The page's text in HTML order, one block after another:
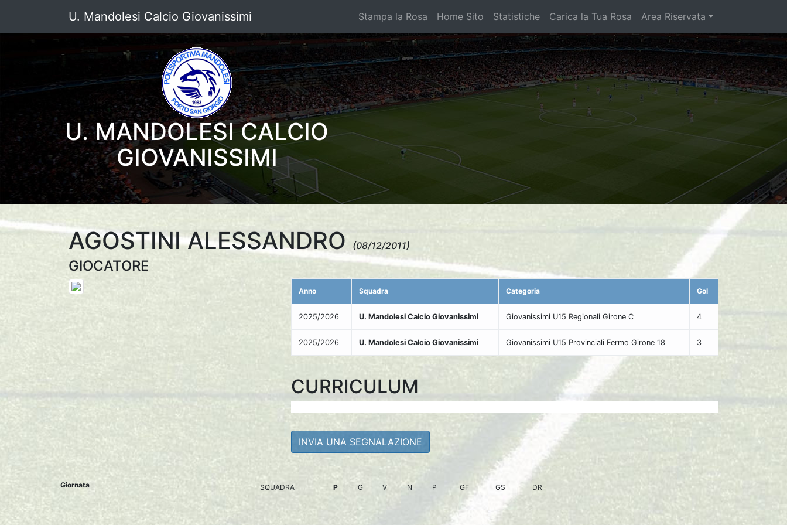
U. Mandolesi Calcio Giovanissimi Stampa la Rosa Home Sito Statistiche Carica la Tua Rosa Area Riservata
U. MANDOLESI CALCIO
GIOVANISSIMI
AGOSTINI ALESSANDRO (08/12/2011)
GIOCATORE
Anno Squadra Categoria Gol
2025/2026 U. Mandolesi Calcio Giovanissimi Giovanissimi U15 Regionali Girone C 4
2025/2026 U. Mandolesi Calcio Giovanissimi Giovanissimi U15 Provinciali Fermo Girone 18 3
CURRICULUM
INVIA UNA SEGNALAZIONE
Giornata SQUADRA P G V N P GF GS DR